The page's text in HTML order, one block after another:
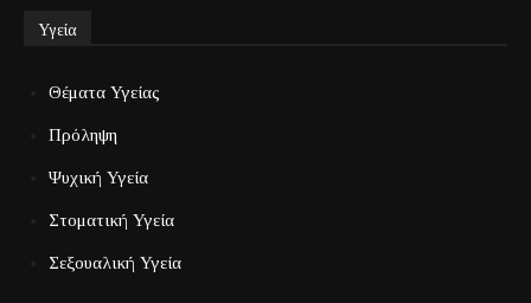
Υγεία
Θέματα Υγείας
Πρόληψη
Ψυχική Υγεία
Στοματική Υγεία
Σεξουαλική Υγεία